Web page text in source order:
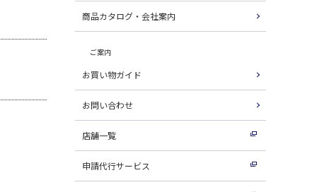
商品カタログ・会社案内
ご案内
お買い物ガイド
お問い合わせ
店舗一覧
申請代行サービス